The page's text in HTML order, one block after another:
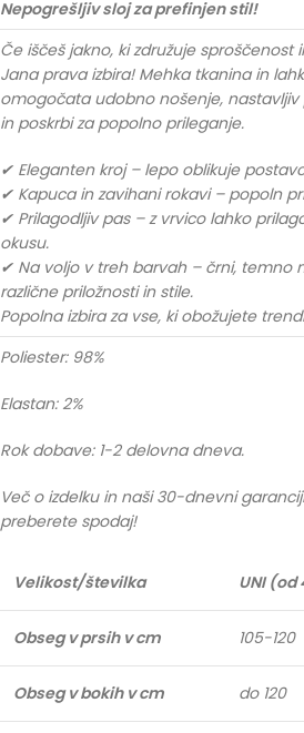
Nepogrešljiv sloj za prefinjen stil!
Če iščeš jakno, ki združuje
Jana prava izbira! Mehka tkanina in
omogočata udobno nošenje,
in poskrbi za popolno prileganje.
✔ Eleganten kroj – lepo oblikuje
✔ Kapuca in zavihani rokavi – popoln
✔ Prilagodljiv pas – z vrvico lahko
okusu.
✔ Na voljo v treh barvah – črni, temno
različne priložnosti in stile.
Popolna izbira za vse, ki obožujete
Poliester: 98%
Elastan: 2%
Rok dobave: 1-2 delovna dneva.
Več o izdelku in naši 30-dnevni
preberete spodaj!
Velikost/številka UNI (od
Obseg v prsih v cm 105-120
Obseg v bokih v cm do 120